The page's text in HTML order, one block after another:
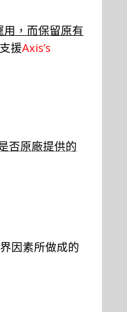
用，而保留原有
援Axis’s
否原廠提供的
因素所做成的